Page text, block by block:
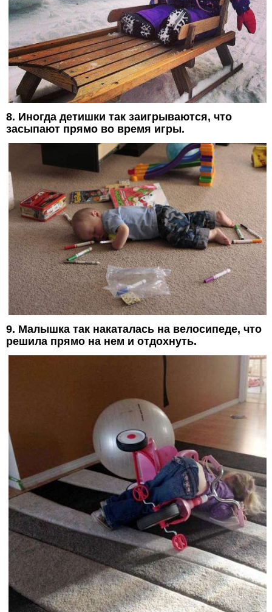
8. Иногда детишки так заигрываются, что
засыпают прямо во время игры.
9. Малышка так накаталась на велосипеде, что
решила прямо на нем и отдохнуть.